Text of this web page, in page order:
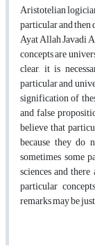
Aristotelian
particular and
Ayat Allah Javadi
concepts are
clear, it is
particular and
signification of
and false
believe that
because they do
sometimes some
sciences and
particular
remarks may be